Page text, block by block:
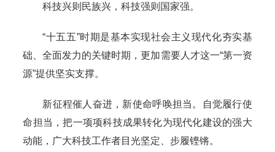
科技兴则民族兴，科技强则国家强。
“十五五”时期是基本实现社会主义现代化夯实基
础、全面发力的关键时期，更加需要人才这一“第一资
源”提供坚实支撑。
新征程催人奋进，新使命呼唤担当。自觉履行使
命担当，把一项项科技成果转化为现代化建设的强大
动能，广大科技工作者目光坚定、步履铿锵。